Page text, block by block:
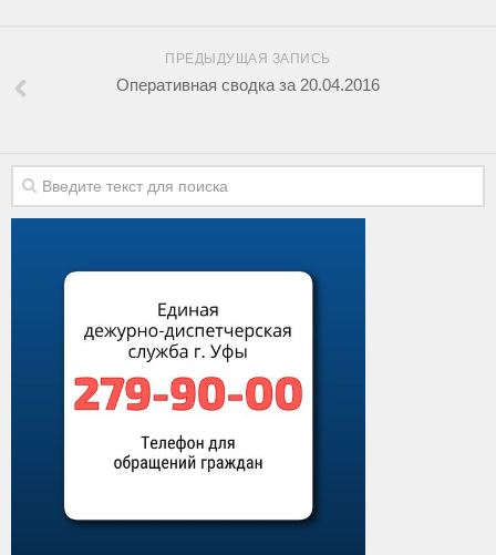
ПРЕДЫДУЩАЯ ЗАПИСЬ
Оперативная сводка за 20.04.2016